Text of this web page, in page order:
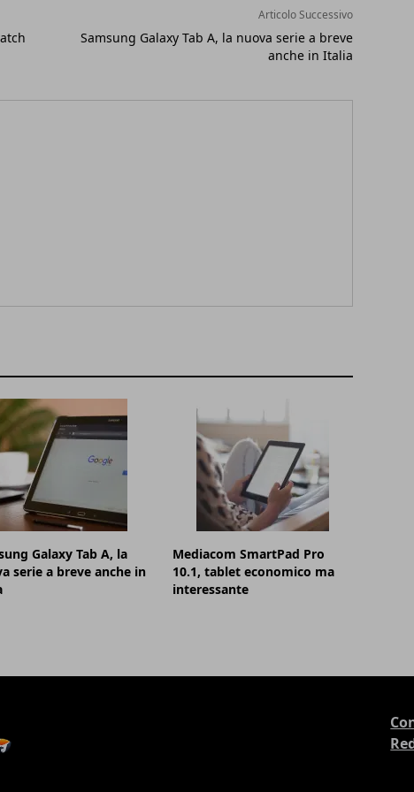
Articolo Successivo
Samsung Galaxy Tab A, la nuova serie a breve
anche in Italia
Galaxy Tab A, la
serie a breve anche in
Mediacom SmartPad Pro
10.1, tablet economico ma
interessante